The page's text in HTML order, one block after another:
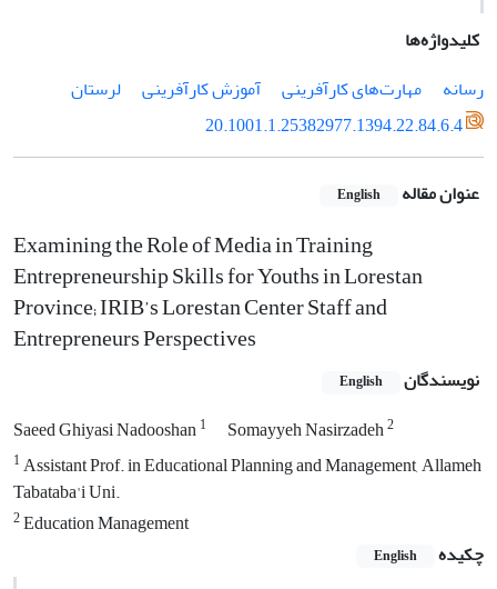
کلیدواژه‌ها
رسانه
مهارت‌های کارآفرینی آموزش کارآفرینی
لرستان
20.1001.1.25382977.1394.22.84.6.4
عنوان مقاله English
Examining the Role of Media in Training
Entrepreneurship Skills for Youths in Lorestan
Province; IRIB’s Lorestan Center Staff and
Entrepreneurs Perspectives
نویسندگان English
Saeed Ghiyasi Nadooshan1 Somayyeh Nasirzadeh2
1Assistant Prof. in Educational Planning and Management, Allameh
Tabataba'i Uni.
2Education Management
چکیده
English